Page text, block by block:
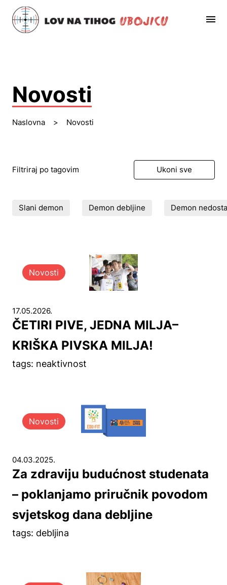
Novosti
Naslovna > Novosti
Filtriraj po tagovim Ukoni sve
Slani demon Demon debljine Demon
Novosti
17.05.2026.
ČETIRI PIVE, JEDNA MILJA–
KRIŠKA PIVSKA MILJA!
tags: neaktivnost
Novosti
04.03.2025.
Za zdraviju budućnost studenata
– poklanjamo priručnik povodom
svjetskog dana debljine
tags: debljina